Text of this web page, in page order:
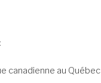
canadienne au Québec